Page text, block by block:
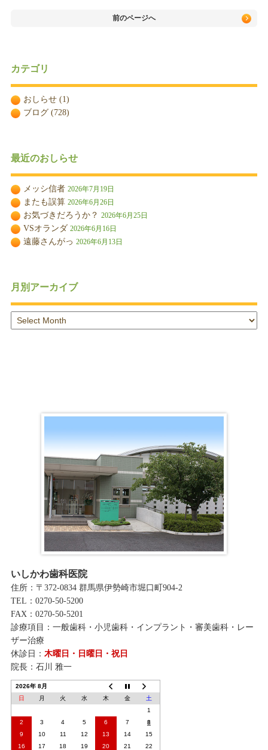
前のページへ
カテゴリ
おしらせ(1)
ブログ(728)
最近のおしらせ
メッシ信者 2026年7月19日
またも誤算 2026年6月26日
お気づきだろうか？ 2026年6月25日
VSオランダ 2026年6月16日
遠藤さんがっ 2026年6月13日
月別アーカイブ
いしかわ歯科医院
住所：〒372-0834 群馬県伊勢崎市堀口町904-2
TEL：0270-50-5200
FAX：0270-50-5201
診療項目：一般歯科・小児歯科・インプラント・審美歯科・レー
ザー治療
休診日： 木曜日・日曜日・祝日
院長：石川 雅一
2026年 8月
日
月 火 水 木 金
土
1
2
3 4 5 6 7
8
9
10 11 12 13 14
15
16
17 18 19 20 21 22